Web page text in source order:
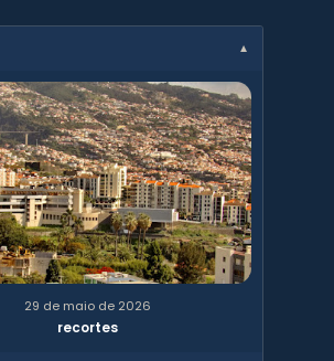
▼
29 de maio de 2026
recortes